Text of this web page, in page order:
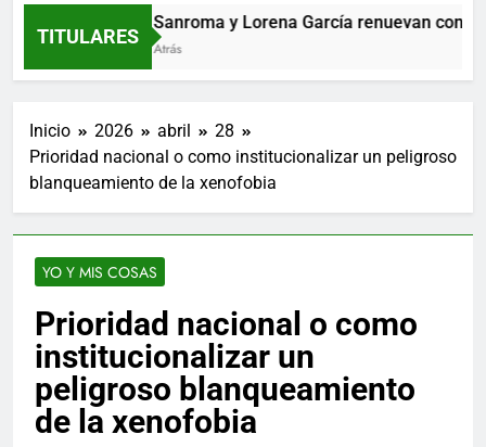
TITULARES
María Sanroma y Lorena García renuevan con El
6 Horas Atrás
Inicio 2026 abril
28
Prioridad nacional o como institucionalizar un peligroso
blanqueamiento de la xenofobia
YO Y MIS COSAS
Prioridad nacional o como
institucionalizar un
peligroso blanqueamiento
de la xenofobia